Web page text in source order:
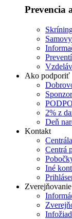
Prevencia
Ako podporiť
2% z
Deň
Kontakt
Centrá
Iné